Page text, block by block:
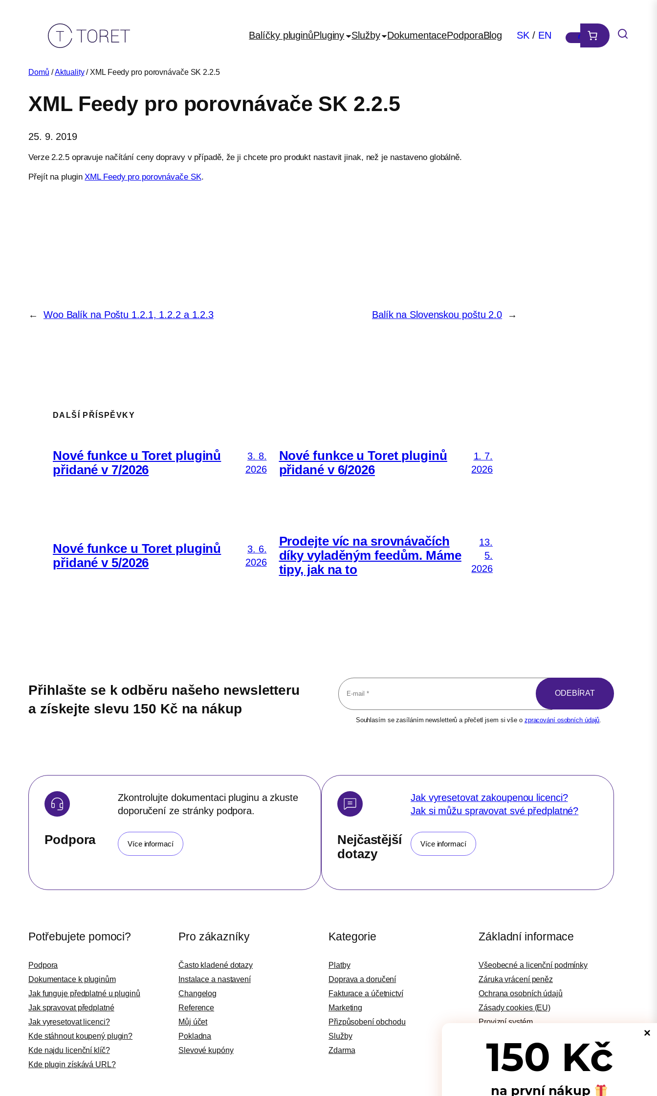
Balíčky pluginůPluginy Služby DokumentacePodporaBlog SK / EN
Domů /Aktuality/ XML Feedy pro porovnávače SK 2.2.5
XML Feedy pro porovnávače SK 2.2.5
25. 9. 2019
Verze 2.2.5 opravuje načítání ceny dopravy v případě, že ji chcete pro produkt nastavit jinak, než je nastaveno globálně.
Přejít na plugin XML Feedy pro porovnávače SK.
150 Kč
na první nákup
← Woo Balík na Poštu 1.2.1, 1.2.2 a 1.2.3 Balík na Slovenskou poštu 2.0 →
DALŠÍ PŘÍSPĚVKY
Nové funkce u Toret pluginů
přidané v 7/2026
3. 8.
2026
Nové funkce u Toret pluginů
přidané v 6/2026
1. 7.
2026
Nové funkce u Toret pluginů
přidané v 5/2026
3. 6.
2026
Prodejte víc na srovnávačích
díky vyladěným feedům. Máme
tipy, jak na to
13.
5.
2026
Přihlašte se k odběru našeho newsletteru
a získejte slevu 150 Kč na nákup
Souhlasím se zasíláním newsletterů a přečetl jsem si vše o zpracování osobních údajů
Podpora
Zkontrolujte dokumentaci pluginu a zkuste
doporučení ze stránky podpora.
Více informací
Nejčastější
dotazy
Jak vyresetovat zakoupenou licenci?
Jak si můžu spravovat své předplatné?
Více informací
Potřebujete pomoci?
Podpora
Dokumentace k pluginům
Jak funguje předplatné u pluginů
Jak spravovat předplatné
Jak vyresetovat licenci?
Kde stáhnout koupený plugin?
Kde najdu licenční klíč?
Kde plugin získává URL?
Pro zákazníky
Často kladené dotazy
Instalace a nastavení
Changelog
Reference
Můj účet
Pokladna
Slevové kupóny
Kategorie
Platby
Doprava a doručení
Fakturace a účetnictví
Marketing
Přizpůsobení obchodu
Služby
Zdarma
Základní informace
Všeobecné a licenční podmínky
Záruka vrácení peněz
Ochrana osobních údajů
Zásady cookies (EU)
Provizní systém
Kontakt